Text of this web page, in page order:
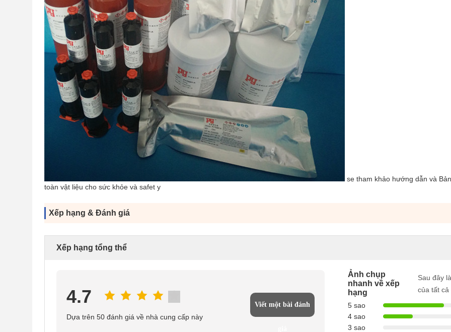
se tham khảo hướng dẫn và
toàn vật liệu cho sức khỏe và safet y
Xếp hạng & Đánh giá
Xếp hạng tổng thể
4.7
Dựa trên 50 đánh giá về nhà cung cấp này
Viết một bài đánh
Ảnh chụp
nhanh về xếp
hạng
Sau đây
của tất cả
5 sao
4 sao
3 sao